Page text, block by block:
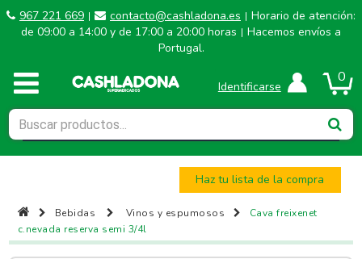
967 221 669 | contacto@cashladona.es | Horario de atención:
de 09:00 a 14:00 y de 17:00 a 20:00 horas | Hacemos envíos a
Portugal.
0
Identificarse
Haz tu lista de la compra
Bebidas Vinos y espumosos
Cava freixenet
c.nevada reserva semi 3/4l